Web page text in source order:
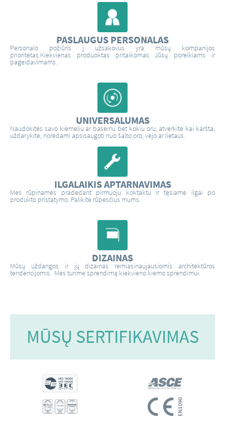
PASLAUGUS PERSONALAS
Personalo požiūris į užsakovus yra mūsų kompanijos
prioritetas.Kiekvienas produoktas pritaikomas Jūsų poreikiams ir
pageidavimams.
UNIVERSALUMAS
Naudokitės savo kiemeliu ar baseinu bet kokiu oru, atverkite kai karšta,
uždarykite, norėdami apsisaugoti nuo šalto oro, vėjo ar lietaus.
ILGALAIKIS APTARNAVIMAS
Mes rūpinamės pradedant pirmuoju koktaktu ir tęsiame ilgai po
produkto pristatymo. Palikite rūpesčius mums.
DIZAINAS
Mūsų uždangos ir jų dizainas remiasinaujausiomis architektūros
tendencijomis. Mes turime sprendimą kiekvieno kiemo sprendimui.
MŪSŲ SERTIFIKAVIMAS